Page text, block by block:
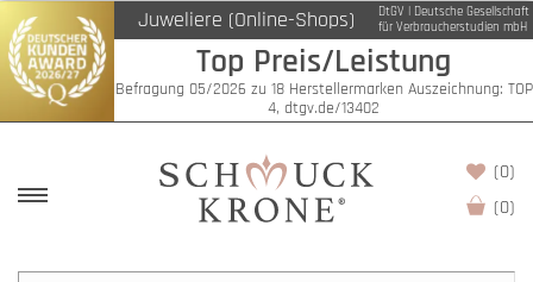
Juweliere (Online-Shops)
DtGV | Deutsche Gesellschaft
für Verbraucherstudien mbH
Top Preis/Leistung
Befragung 05/2026 zu 18 Herstellermarken Auszeichnung: TOP
4, dtgv.de/13402
(0)
(0)